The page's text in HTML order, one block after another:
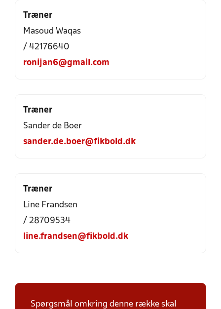
Træner
Masoud Waqas
/ 42176640
ronijan6@gmail.com
Træner
Sander de Boer
sander.de.boer@fikbold.dk
Træner
Line Frandsen
/ 28709534
line.frandsen@fikbold.dk
Spørgsmål omkring denne række skal